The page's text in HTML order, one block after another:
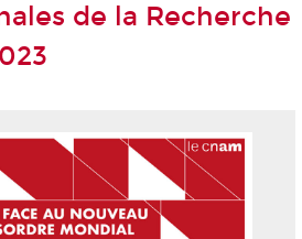
de la Recherche